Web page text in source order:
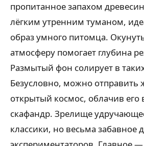
пропитанное запахом
лёгким утренним туманом,
образ умного питомца.
атмосферу помогает глубина
Размытый фон солирует в
Безусловно, можно отправить
открытый космос, облачив
скафандр. Зрелище
классики, но весьма забавное